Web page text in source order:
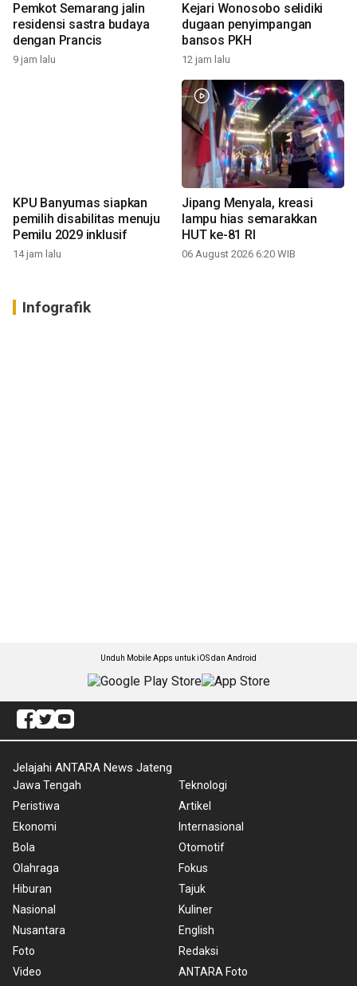
Pemkot Semarang jalin
residensi sastra budaya
dengan Prancis
9 jam lalu
Kejari Wonosobo selidiki
dugaan penyimpangan
bansos PKH
12 jam lalu
KPU Banyumas siapkan
pemilih disabilitas menuju
Pemilu 2029 inklusif
14 jam lalu
Jipang Menyala, kreasi
lampu hias semarakkan
HUT ke-81 RI
06 August 2026 6:20 WIB
Infografik
Unduh Mobile Apps untuk iOS dan Android
Jelajahi ANTARA News Jateng
Jawa Tengah
Peristiwa
Ekonomi
Bola
Olahraga
Hiburan
Nasional
Nusantara
Foto
Video
Teknologi
Artikel
Internasional
Otomotif
Fokus
Tajuk
Kuliner
English
Redaksi
ANTARA Foto